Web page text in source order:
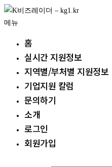
내
용
메뉴
홈
실시간 지원정보
지역별/부처별 지원정보
기업지원 칼럼
문의하기
소개
로그인
회원가입